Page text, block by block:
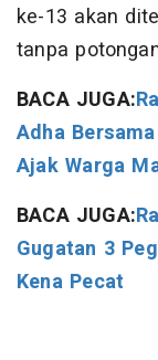
ke-13 akan
tanpa
BACA JUGA:
Adha
Ajak Warga
BACA JUGA:
Gugatan 3
Kena Pecat